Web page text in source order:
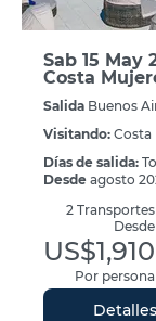
Sab 15 May
Costa
Salida Buenos
Visitando: Costa
Días de salida:
Desde agosto
2 Transportes
Desde
US$1,910
Por persona
Detalles